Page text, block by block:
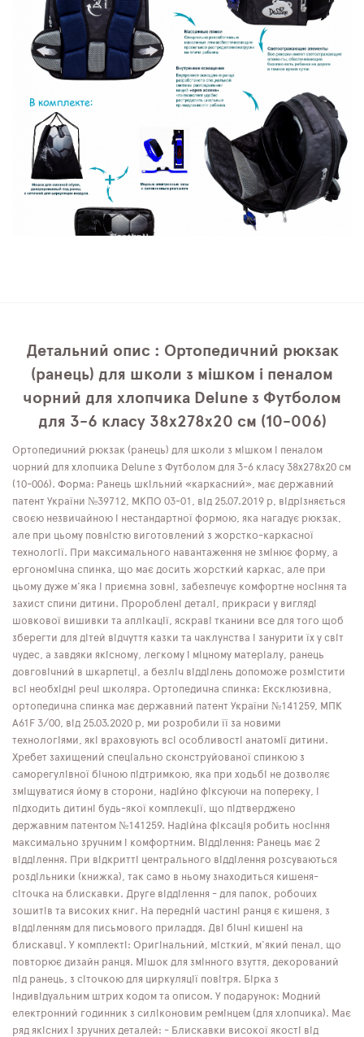
Детальний опис : Ортопедичний рюкзак
(ранець) для школи з мішком і пеналом
чорний для хлопчика Delune з Футболом
для 3-6 класу 38х278х20 см (10-006)
Ортопедичний рюкзак (ранець) для школи з мішком і пеналом
чорний для хлопчика Delune з Футболом для 3-6 класу 38х278х20 см
(10-006). Форма: Ранець шкільний «каркасний», має державний
патент України №39712, МКПО 03-01, від 25.07.2019 р, відрізняється
своєю незвичайною і нестандартної формою, яка нагадує рюкзак,
але при цьому повністю виготовлений з жорстко-каркасної
технології. При максимального навантаження не змінює форму, а
ергономічна спинка, що має досить жорсткий каркас, але при
цьому дуже м'яка і приємна зовні, забезпечує комфортне носіння та
захист спини дитини. Пророблені деталі, прикраси у вигляді
шовкової вишивки та аплікації, яскраві тканини все для того щоб
зберегти для дітей відчуття казки та чаклунства і занурити їх у світ
чудес, а завдяки якісному, легкому і міцному матеріалу, ранець
довговічний в шкарпетці, а безліч відділень допоможе розмістити
всі необхідні речі школяра. Ортопедична спинка: Ексклюзивна,
ортопедична спинка має державний патент України №141259, МПК
А61F 3/00, від 25.03.2020 р, ми розробили її за новими
технологіями, які враховують всі особливості анатомії дитини.
Хребет захищений спеціально сконструйованої спинкою з
саморегулівної бічною підтримкою, яка при ходьбі не дозволяє
зміщуватися йому в сторони, надійно фіксуючи на попереку, і
підходить дитині будь-якої комплекції, що підтверджено
державним патентом №141259. Надійна фіксація робить носіння
максимально зручним і комфортним. Відділення: Ранець має 2
відділення. При відкритті центрального відділення розсуваються
роздільники (книжка), так само в ньому знаходиться кишеня-
сіточка на блискавки. Друге відділення - для папок, робочих
зошитів та високих книг. На передній частині ранця є кишеня, з
відділенням для письмового приладдя. Дві бічні кишені на
блискавці. У комплекті: Оригінальний, місткий, м'який пенал, що
повторює дизайн ранця. Мішок для змінного взуття, декорований
під ранець, з сіточкою для циркуляції повітря. Бірка з
індивідуальним штрих кодом та описом. У подарунок: Модний
електронний годинник з силіконовим ремінцем (для хлопчика). Має
ряд якісних і зручних деталей: - Блискавки високої якості від